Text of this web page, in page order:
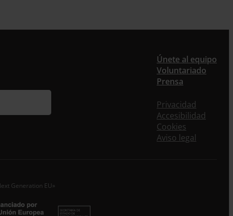
quieres recibir nuestra newsletter mensual y los
no dejes de completar este formulario.
instante, te daremos de alta en nuestra base de
y podrás estar al tanto de todas las novedades.
electrónico *
laPolítica de Privacidad
Únete al equipo
Voluntariado
Prensa
Privacidad
Accesibilidad
Cookies
Aviso legal
Generation EU»